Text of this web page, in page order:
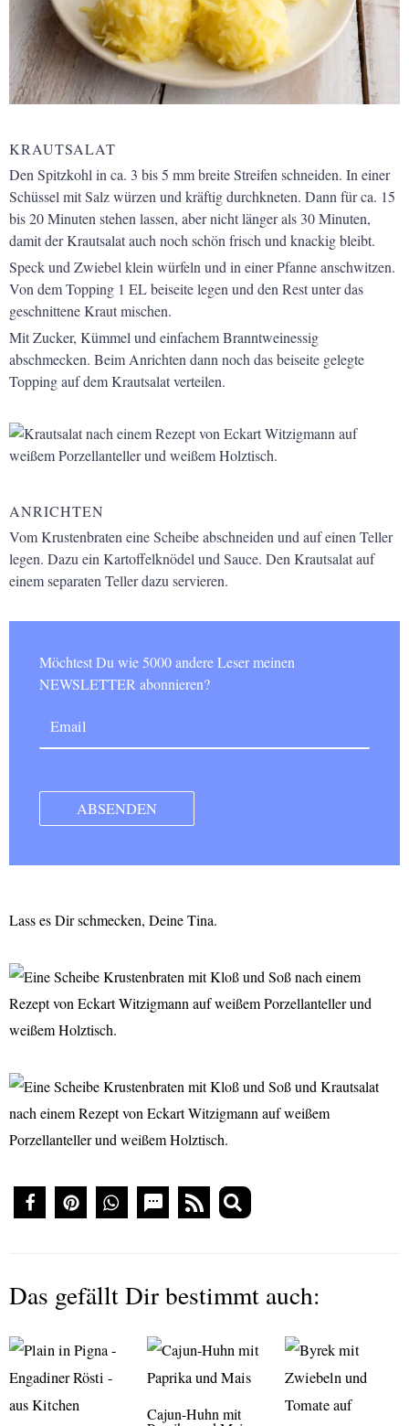
KRAUTSALAT
Den Spitzkohl in ca. 3 bis 5 mm breite Streifen schneiden. In einer
Schüssel mit Salz würzen und kräftig durchkneten. Dann für ca. 15
bis 20 Minuten stehen lassen, aber nicht länger als 30 Minuten,
damit der Krautsalat auch noch schön frisch und knackig bleibt.
Speck und Zwiebel klein würfeln und in einer Pfanne anschwitzen.
Von dem Topping 1 EL beiseite legen und den Rest unter das
geschnittene Kraut mischen.
Mit Zucker, Kümmel und einfachem Branntweinessig
abschmecken. Beim Anrichten dann noch das beiseite gelegte
Topping auf dem Krautsalat verteilen.
ANRICHTEN
Vom Krustenbraten eine Scheibe abschneiden und auf einen Teller
legen. Dazu ein Kartoffelknödel und Sauce. Den Krautsalat auf
einem separaten Teller dazu servieren.
Möchtest Du wie 5000 andere Leser meinen
NEWSLETTER abonnieren?
Lass es Dir schmecken, Deine Tina.
Das gefällt Dir bestimmt auch:
Cajun-Huhn mit